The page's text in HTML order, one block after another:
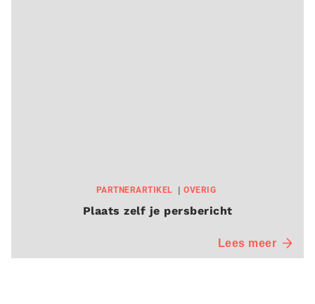
PARTNERARTIKEL OVERIG
Plaats zelf je persbericht
Lees meer